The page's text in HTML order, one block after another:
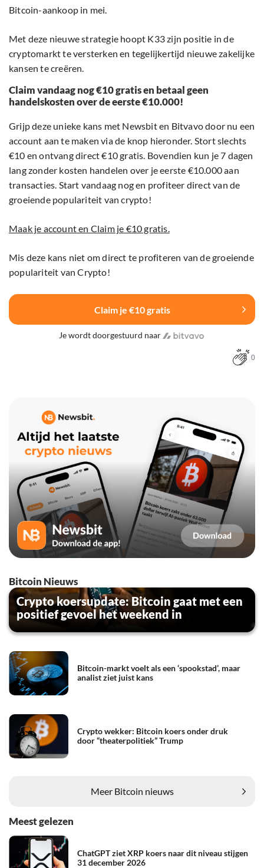
Bitcoin-aankoop in mei.
Met deze nieuwe strategie hoopt K33 zijn positie in de
cryptomarkt te versterken en tegelijkertijd nieuwe zakelijke
kansen te creëren.
Claim vandaag nog €10 gratis en betaal geen
handelskosten over de eerste €10.000!
Grijp deze unieke kans met Newsbit en Bitvavo door nu een
account aan te maken via de knop hieronder. Stort slechts
€10 en ontvang direct €10 gratis. Bovendien kun je 7 dagen
lang zonder kosten handelen over je eerste €10.000 aan
transacties. Start vandaag nog en profiteer direct van de
groeiende populariteit van crypto!
Maak je account en Claim je €10 gratis.
Mis deze kans niet om direct te profiteren van de groeiende
populariteit van Crypto!
Claim je €10 gratis
Je wordt doorgestuurd naar
0
Bitcoin Nieuws
Crypto koersupdate: Bitcoin gaat met een
positief gevoel het weekend in
Bitcoin-markt voelt als een ‘spookstad’, maar
analist ziet juist kans
Crypto wekker: Bitcoin koers onder druk
door “theaterpolitiek” Trump
Meer Bitcoin nieuws
Meest gelezen
ChatGPT ziet XRP koers naar dit niveau stijgen
31 december 2026